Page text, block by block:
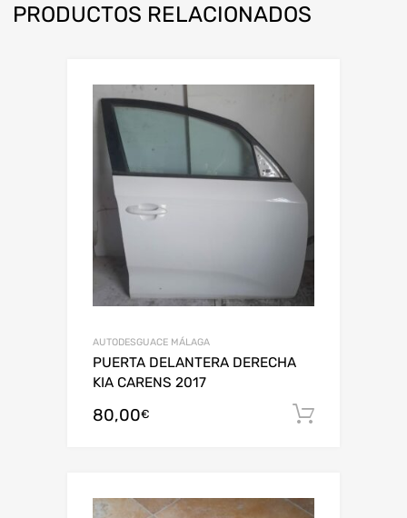
PRODUCTOS RELACIONADOS
AUTODESGUACE MÁLAGA
PUERTA DELANTERA DERECHA
KIA CARENS 2017
80,00€